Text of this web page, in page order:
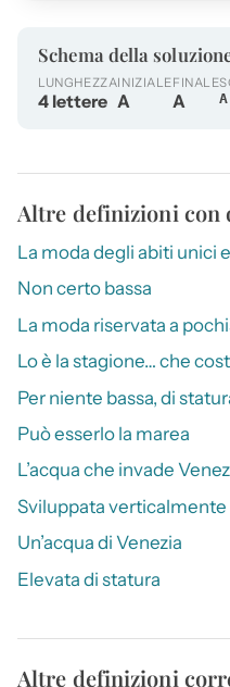
Schema della
LUNGHEZZA
4 lettere
INIZIALE
A
FINALE
A
Altre definizioni con
La moda degli abiti unici
Non certo bassa
La moda riservata a
Lo è la stagione… che
Per niente bassa, di
Può esserlo la marea
L’acqua che invade
Sviluppata verticalmente
Un’acqua di Venezia
Elevata di statura
Altre definizioni